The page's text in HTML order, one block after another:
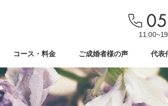
コース・料金 ご成婚者様の声 代表